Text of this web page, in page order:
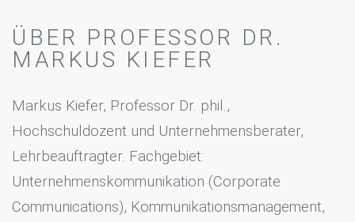
ÜBER PROFESSOR DR.
MARKUS KIEFER
Markus Kiefer, Professor Dr. phil.,
Hochschuldozent und Unternehmensberater,
Lehrbeauftragter. Fachgebiet:
Unternehmenskommunikation (Corporate
Communications), Kommunikationsmanagement,